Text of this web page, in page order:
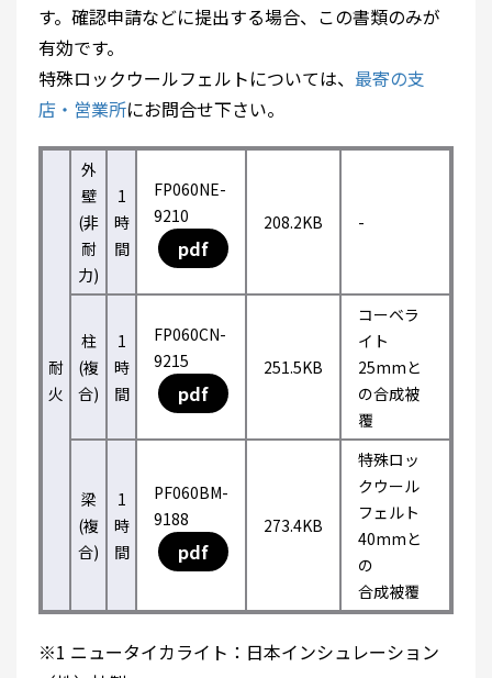
す。確認申請などに提出する場合、この書類のみが
有効です。
特殊ロックウールフェルトについては、 最寄の支
店・営業所にお問合せ下さい。
耐
火
外
壁
(非
耐
力)
1
時
間
FP060NE-
9210
pdf
208.2KB -
柱
(複
合)
1
時
間
FP060CN-
9215
pdf
251.5KB
コーベラ
イト
25mmと
の合成被
覆
梁
(複
合)
1
時
間
PF060BM-
9188
pdf
273.4KB
特殊ロッ
クウール
フェルト
40mmと
の
合成被覆
※1 ニュータイカライト：日本インシュレーション